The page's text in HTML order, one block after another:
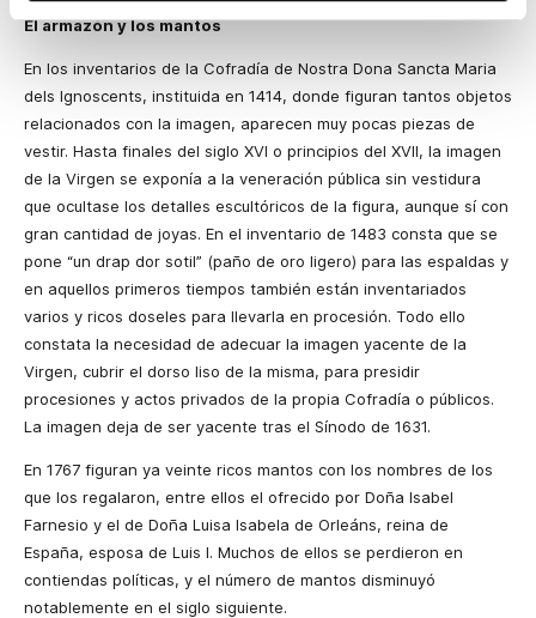
El armazón y los mantos
En los inventarios de la Cofradía de Nostra Dona Sancta Maria
dels Ignoscents, instituida en 1414, donde figuran tantos objetos
relacionados con la imagen, aparecen muy pocas piezas de
vestir. Hasta finales del siglo XVI o principios del XVII, la imagen
de la Virgen se exponía a la veneración pública sin vestidura
que ocultase los detalles escultóricos de la figura, aunque sí con
gran cantidad de joyas. En el inventario de 1483 consta que se
pone “un drap dor sotil” (paño de oro ligero) para las espaldas y
en aquellos primeros tiempos también están inventariados
varios y ricos doseles para llevarla en procesión. Todo ello
constata la necesidad de adecuar la imagen yacente de la
Virgen, cubrir el dorso liso de la misma, para presidir
procesiones y actos privados de la propia Cofradía o públicos.
La imagen deja de ser yacente tras el Sínodo de 1631.
En 1767 figuran ya veinte ricos mantos con los nombres de los
que los regalaron, entre ellos el ofrecido por Doña Isabel
Farnesio y el de Doña Luisa Isabela de Orleáns, reina de
España, esposa de Luis I. Muchos de ellos se perdieron en
contiendas políticas, y el número de mantos disminuyó
notablemente en el siglo siguiente.